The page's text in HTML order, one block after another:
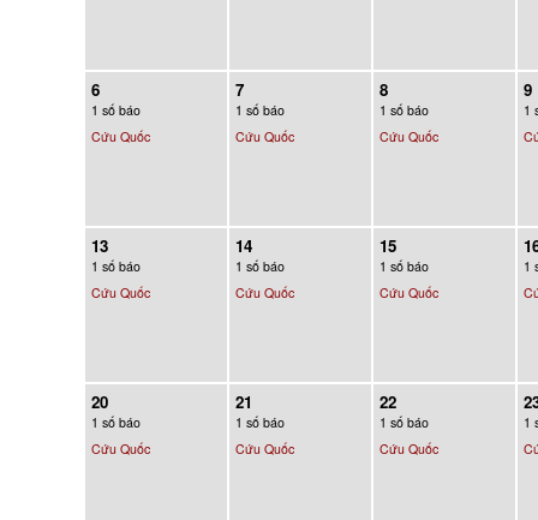
6
1 số báo
Cứu Quốc
7
1 số báo
Cứu Quốc
8
1 số báo
Cứu Quốc
9
1
13
1 số báo
Cứu Quốc
14
1 số báo
Cứu Quốc
15
1 số báo
Cứu Quốc
1
20
1 số báo
Cứu Quốc
21
1 số báo
Cứu Quốc
22
1 số báo
Cứu Quốc
1